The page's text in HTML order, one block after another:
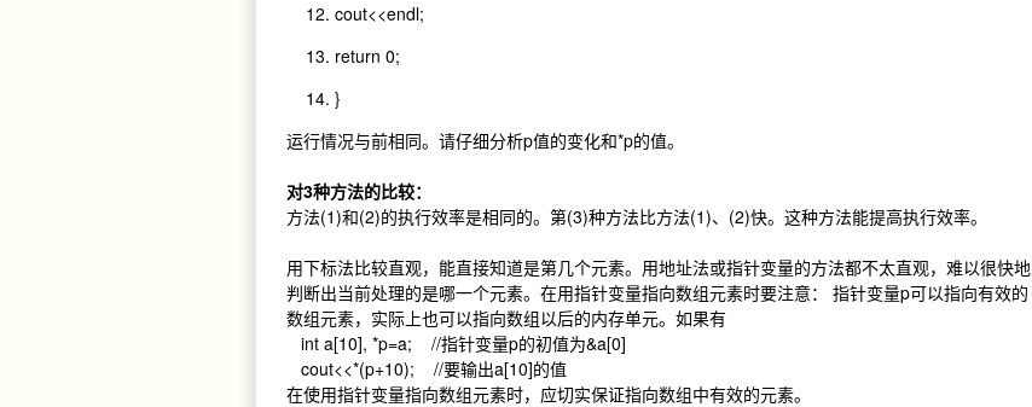
cout<<endl;
return 0;
}
运行情况与前相同。请仔细分析p值的变化和*p的值。
对3种方法的比较：
方法(1)和(2)的执行效率是相同的。第(3)种方法比方法(1)、(2)快。这种方法能提高执行效率。
用下标法比较直观，能直接知道是第几个元素。用地址法或指针变量的方法都不太直观，难以很快地
判断出当前处理的是哪一个元素。在用指针变量指向数组元素时要注意： 指针变量p可以指向有效的
数组元素，实际上也可以指向数组以后的内存单元。如果有
int a[10], *p=a; //指针变量p的初值为&a[0]
cout<<*(p+10); //要输出a[10]的值
在使用指针变量指向数组元素时，应切实保证指向数组中有效的元素。